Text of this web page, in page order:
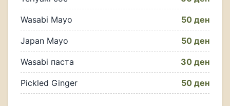
Wasabi Mayo 50 ден
Japan Mayo 50 ден
Wasabi паста 30 ден
Pickled Ginger 50 ден